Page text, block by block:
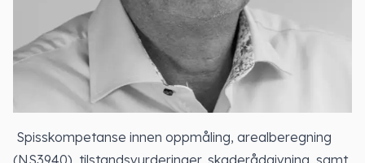
Spisskompetanse innen oppmåling, arealberegning
(NS3940), tilstandsvurderinger, skaderådgivning, samt